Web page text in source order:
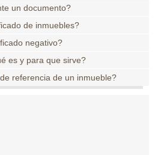
un documento?
de inmuebles?
negativo?
es y para que sirve?
referencia de un inmueble?